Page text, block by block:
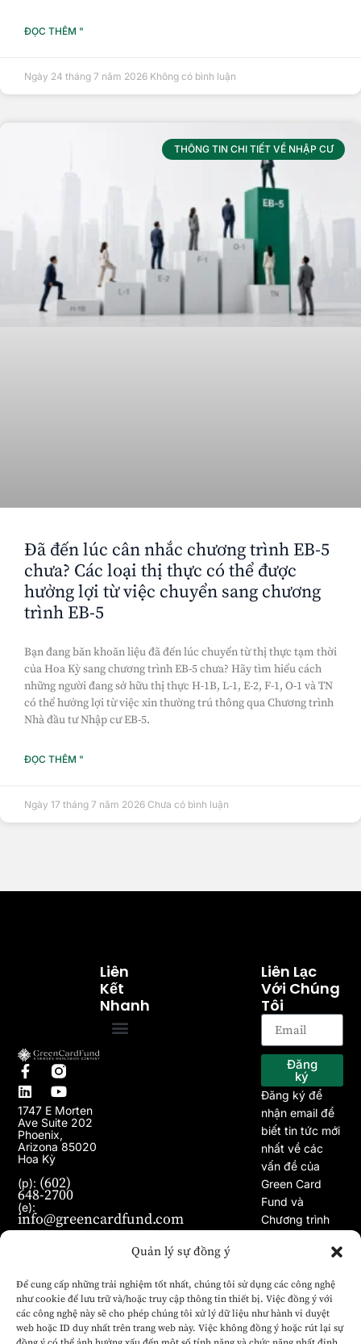
Quản lý sự đồng ý
Để cung cấp những trải nghiệm tốt nhất, chúng tôi sử dụng các công nghệ
như cookie để lưu trữ và/hoặc truy cập thông tin thiết bị. Việc đồng ý với
các công nghệ này sẽ cho phép chúng tôi xử lý dữ liệu như hành vi duyệt
web hoặc ID duy nhất trên trang web này. Việc không đồng ý hoặc rút lại sự
ĐỌC THÊM "
Ngày 24 tháng 7 năm 2026 Không có bình luận
THÔNG TIN CHI TIẾT VỀ NHẬP CƯ
Đã đến lúc cân nhắc chương trình EB-5
chưa? Các loại thị thực có thể được
hưởng lợi từ việc chuyển sang chương
trình EB-5
Bạn đang băn khoăn liệu đã đến lúc chuyển từ thị thực tạm thời
của Hoa Kỳ sang chương trình EB-5 chưa? Hãy tìm hiểu cách
những người đang sở hữu thị thực H-1B, L-1, E-2, F-1, O-1 và TN
có thể hưởng lợi từ việc xin thường trú thông qua Chương trình
Nhà đầu tư Nhập cư EB-5.
ĐỌC THÊM "
Ngày 17 tháng 7 năm 2026 Chưa có bình luận
1747 E Morten
Ave Suite 202
Phoenix,
Arizona 85020
Hoa Kỳ
(p): (602)
648-2700
(e):
info@greencardfund.com
Liên
Kết
Nhanh
Liên Lạc
Với Chúng
Tôi
Đăng
ký
Đăng ký để
nhận email để
biết tin tức mới
nhất về các
vấn đề của
Green Card
Fund và
Chương trình